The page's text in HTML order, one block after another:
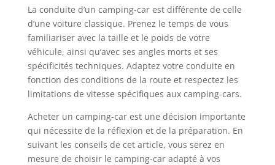
La conduite d’un camping-car est différente de celle
d’une voiture classique. Prenez le temps de vous
familiariser avec la taille et le poids de votre
véhicule, ainsi qu’avec ses angles morts et ses
spécificités techniques. Adaptez votre conduite en
fonction des conditions de la route et respectez les
limitations de vitesse spécifiques aux camping-cars.
Acheter un camping-car est une décision importante
qui nécessite de la réflexion et de la préparation. En
suivant les conseils de cet article, vous serez en
mesure de choisir le camping-car adapté à vos